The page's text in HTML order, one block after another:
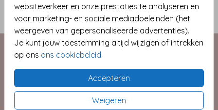
websiteverkeer en onze prestaties te analyseren en
voor marketing- en sociale mediadoeleinden (het
weergeven van gepersonaliseerde advertenties).
Je kunt jouw toestemming altijd wijzigen of intrekken
op ons ons cookiebeleid.
Accepteren
Weigeren